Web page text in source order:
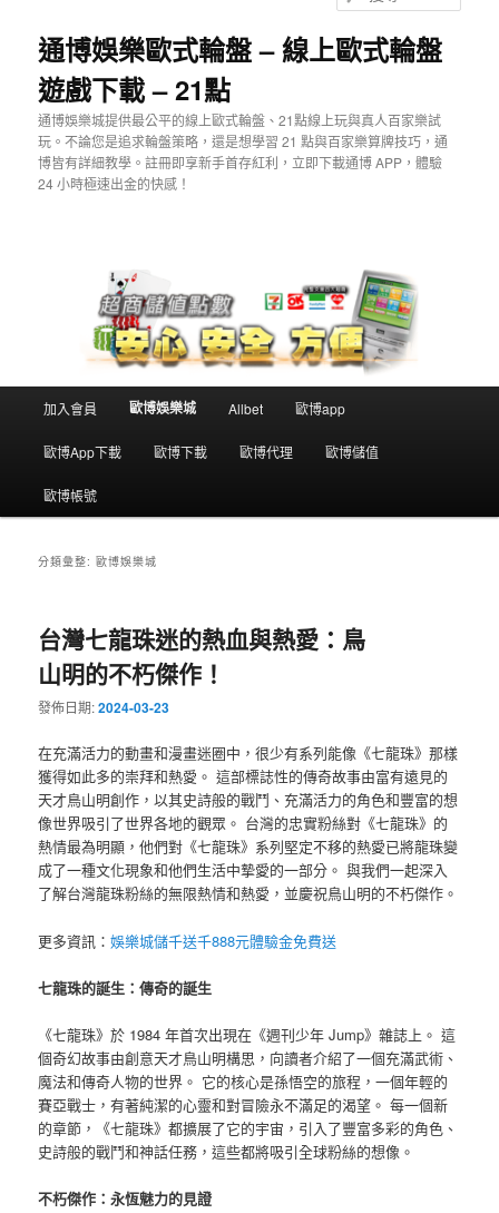
通博娛樂歐式輪盤 – 線上歐式輪盤
遊戲下載 – 21點
通博娛樂城提供最公平的線上歐式輪盤、21點線上玩與真人百家樂試
玩。不論您是追求輪盤策略，還是想學習 21 點與百家樂算牌技巧，通
博皆有詳細教學。註冊即享新手首存紅利，立即下載通博 APP，體驗
24 小時極速出金的快感！
尋
加入會員 歐博娛樂城 Allbet 歐博app
歐博App下載 歐博下載 歐博代理 歐博儲值
歐博帳號
分類彙整:歐博娛樂城
台灣七龍珠迷的熱血與熱愛：鳥
山明的不朽傑作！
發佈日期:2024-03-23
在充滿活力的動畫和漫畫迷圈中，很少有系列能像《七龍珠》那樣
獲得如此多的崇拜和熱愛。 這部標誌性的傳奇故事由富有遠見的
天才鳥山明創作，以其史詩般的戰鬥、充滿活力的角色和豐富的想
像世界吸引了世界各地的觀眾。 台灣的忠實粉絲對《七龍珠》的
熱情最為明顯，他們對《七龍珠》系列堅定不移的熱愛已將龍珠變
成了一種文化現象和他們生活中摯愛的一部分。 與我們一起深入
了解台灣龍珠粉絲的無限熱情和熱愛，並慶祝鳥山明的不朽傑作。
更多資訊：娛樂城儲千送千888元體驗金免費送
七龍珠的誕生：傳奇的誕生
《七龍珠》於 1984 年首次出現在《週刊少年 Jump》雜誌上。 這
個奇幻故事由創意天才鳥山明構思，向讀者介紹了一個充滿武術、
魔法和傳奇人物的世界。 它的核心是孫悟空的旅程，一個年輕的
賽亞戰士，有著純潔的心靈和對冒險永不滿足的渴望。 每一個新
的章節，《七龍珠》都擴展了它的宇宙，引入了豐富多彩的角色、
史詩般的戰鬥和神話任務，這些都將吸引全球粉絲的想像。
不朽傑作：永恆魅力的見證